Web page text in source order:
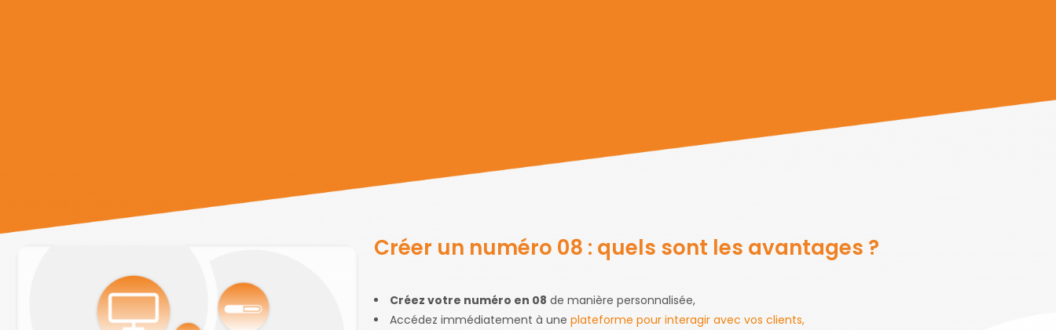
Créer un numéro 08 : quels sont les avantages ?
Créez votre numéro en 08 de manière personnalisée,
Accédez immédiatement à une plateforme pour interagir avec vos clients,